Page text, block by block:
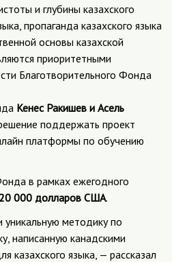
и глубины казахского
пропаганда казахского языка
основы казахской
приоритетными
Благотворительного Фонда
Кенес Ракишев и Асель
поддержать проект
платформы по обучению
в рамках ежегодного
20 000 долларов США.
методику по
написанную канадскими
казахского языка, — рассказал